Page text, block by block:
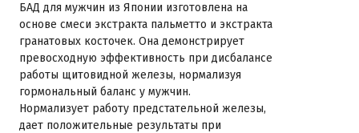
БАД для мужчин из Японии изготовлена на
основе смеси экстракта пальметто и экстракта
гранатовых косточек. Она демонстрирует
превосходную эффективность при дисбалансе
работы щитовидной железы, нормализуя
гормональный баланс у мужчин.
Нормализует работу предстательной железы,
дает положительные результаты при